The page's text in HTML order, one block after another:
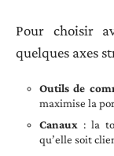
Pour choisir
quelques axes
Outils de
maximise la
Canaux : la
qu’elle soit